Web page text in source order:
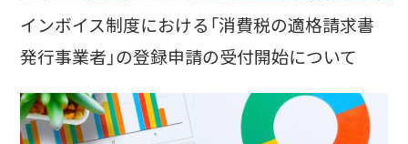
インボイス制度における「消費税の適格請求書
発行事業者」の登録申請の受付開始について